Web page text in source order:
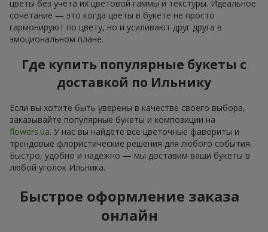
цветы без учёта их цветовой гаммы и текстуры. Идеальное
сочетание — это когда цветы в букете не просто
гармонируют по цвету, но и усиливают друг друга в
эмоциональном плане.
Где купить популярные букеты с
доставкой по Ильнику
Если вы хотите быть уверены в качестве своего выбора,
заказывайте популярные букеты и композиции на
flowers.ua. У нас вы найдёте все цветочные фавориты и
трендовые флористические решения для любого события.
Быстро, удобно и надёжно — мы доставим ваши букеты в
любой уголок Ильника.
Быстрое оформление заказа
онлайн